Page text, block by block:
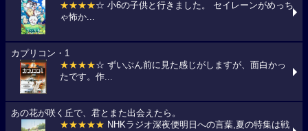
★★★★☆ 小6の子供と行きました。 セイレーンがめっち
ゃ怖か...
カプリコン・1
★★★★☆ ずいぶん前に見た感じがしますが、面白かっ
たです。作...
あの花が咲く丘で、君とまた出会えたら。
★★★★★ NHKラジオ深夜便明日への言葉,夏の特集は戦